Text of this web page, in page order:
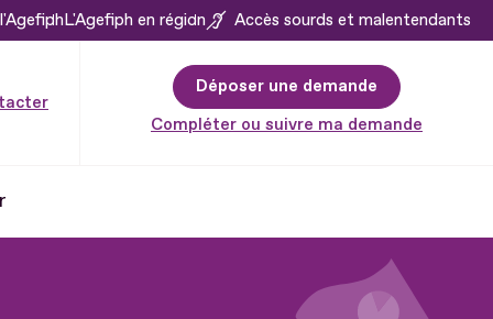
L'Agefiph en région Accès sourds et malentendants
Déposer une demande
Compléter ou suivre ma demande